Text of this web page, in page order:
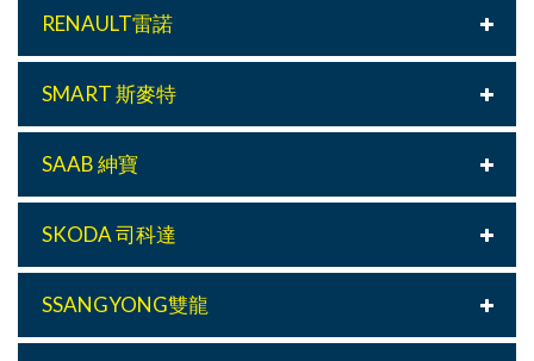
RENAULT雷諾
SMART 斯麥特
SAAB 紳寶
SKODA 司科達
SSANGYONG雙龍